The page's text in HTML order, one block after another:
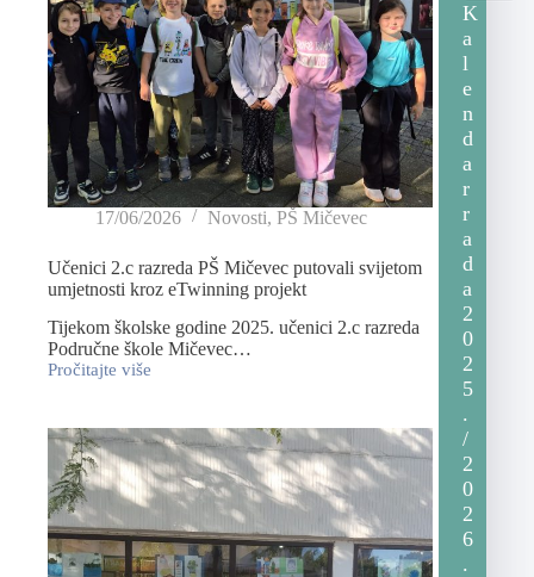
17/06/2026 Novosti, PŠ Mičevec
Učenici 2.c razreda PŠ Mičevec putovali svijetom
umjetnosti kroz eTwinning projekt
Tijekom školske godine 2025. učenici 2.c razreda
Područne škole Mičevec…
Pročitajte više
K
a
l
e
n
d
a
r
r
a
d
a
2
0
2
5
.
/
2
0
2
6
.